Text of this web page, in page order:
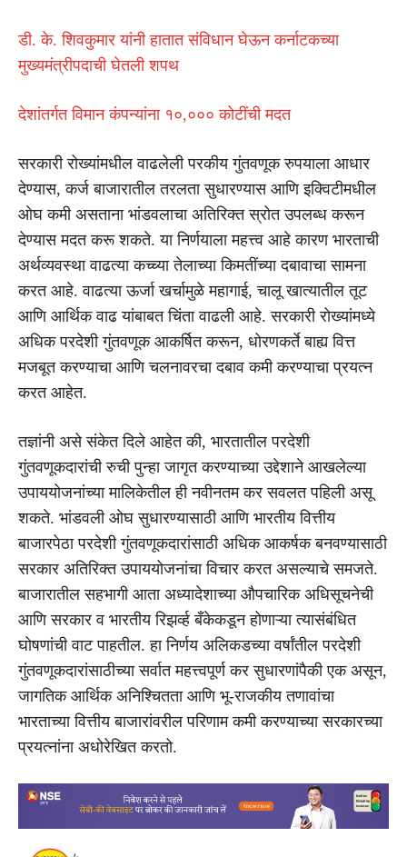
डी. के. शिवकुमार यांनी हातात संविधान घेऊन कर्नाटकच्या
मुख्यमंत्रीपदाची घेतली शपथ
देशांतर्गत विमान कंपन्यांना १०,००० कोटींची मदत
सरकारी रोख्यांमधील वाढलेली परकीय गुंतवणूक रुपयाला आधार
देण्यास, कर्ज बाजारातील तरलता सुधारण्यास आणि इक्विटीमधील
ओघ कमी असताना भांडवलाचा अतिरिक्त स्रोत उपलब्ध करून
देण्यास मदत करू शकते. या निर्णयाला महत्त्व आहे कारण भारताची
अर्थव्यवस्था वाढत्या कच्च्या तेलाच्या किमतींच्या दबावाचा सामना
करत आहे. वाढत्या ऊर्जा खर्चामुळे महागाई, चालू खात्यातील तूट
आणि आर्थिक वाढ यांबाबत चिंता वाढली आहे. सरकारी रोख्यांमध्ये
अधिक परदेशी गुंतवणूक आकर्षित करून, धोरणकर्ते बाह्य वित्त
मजबूत करण्याचा आणि चलनावरचा दबाव कमी करण्याचा प्रयत्न
करत आहेत.
तज्ञांनी असे संकेत दिले आहेत की, भारतातील परदेशी
गुंतवणूकदारांची रुची पुन्हा जागृत करण्याच्या उद्देशाने आखलेल्या
उपाययोजनांच्या मालिकेतील ही नवीनतम कर सवलत पहिली असू
शकते. भांडवली ओघ सुधारण्यासाठी आणि भारतीय वित्तीय
बाजारपेठा परदेशी गुंतवणूकदारांसाठी अधिक आकर्षक बनवण्यासाठी
सरकार अतिरिक्त उपाययोजनांचा विचार करत असल्याचे समजते.
बाजारातील सहभागी आता अध्यादेशाच्या औपचारिक अधिसूचनेची
आणि सरकार व भारतीय रिझर्व्ह बँकेकडून होणाऱ्या त्यासंबंधित
घोषणांची वाट पाहतील. हा निर्णय अलिकडच्या वर्षांतील परदेशी
गुंतवणूकदारांसाठीच्या सर्वात महत्त्वपूर्ण कर सुधारणांपैकी एक असून,
जागतिक आर्थिक अनिश्चितता आणि भू-राजकीय तणावांचा
भारताच्या वित्तीय बाजारांवरील परिणाम कमी करण्याच्या सरकारच्या
प्रयत्नांना अधोरेखित करतो.